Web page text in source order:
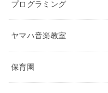
プログラミング
ヤマハ音楽教室
保育園